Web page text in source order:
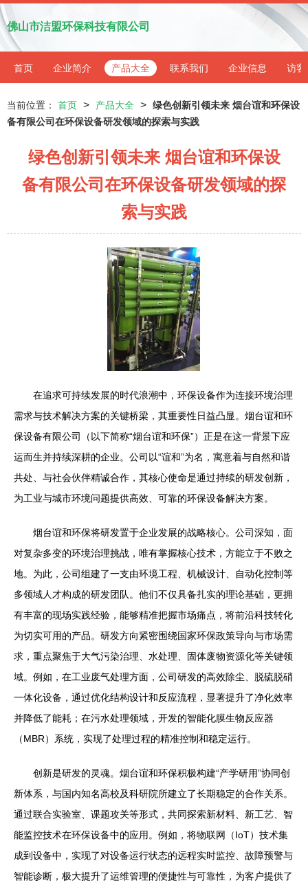
佛山市洁盟环保科技有限公司
首页 企业简介 产品大全 联系我们 企业信息 访客
当前位置： 首页 > 产品大全 > 绿色创新引领未来 烟台谊和环保设
备有限公司在环保设备研发领域的探索与实践
绿色创新引领未来 烟台谊和环保设
备有限公司在环保设备研发领域的探
索与实践
在追求可持续发展的时代浪潮中，环保设备作为连接环境治理
需求与技术解决方案的关键桥梁，其重要性日益凸显。烟台谊和环
保设备有限公司（以下简称“烟台谊和环保”）正是在这一背景下应
运而生并持续深耕的企业。公司以“谊和”为名，寓意着与自然和谐
共处、与社会伙伴精诚合作，其核心使命是通过持续的研发创新，
为工业与城市环境问题提供高效、可靠的环保设备解决方案。
烟台谊和环保将研发置于企业发展的战略核心。公司深知，面
对复杂多变的环境治理挑战，唯有掌握核心技术，方能立于不败之
地。为此，公司组建了一支由环境工程、机械设计、自动化控制等
多领域人才构成的研发团队。他们不仅具备扎实的理论基础，更拥
有丰富的现场实践经验，能够精准把握市场痛点，将前沿科技转化
为切实可用的产品。研发方向紧密围绕国家环保政策导向与市场需
求，重点聚焦于大气污染治理、水处理、固体废物资源化等关键领
域。例如，在工业废气处理方面，公司研发的高效除尘、脱硫脱硝
一体化设备，通过优化结构设计和反应流程，显著提升了净化效率
并降低了能耗；在污水处理领域，开发的智能化膜生物反应器
（MBR）系统，实现了处理过程的精准控制和稳定运行。
创新是研发的灵魂。烟台谊和环保积极构建“产学研用”协同创
新体系，与国内知名高校及科研院所建立了长期稳定的合作关系。
通过联合实验室、课题攻关等形式，共同探索新材料、新工艺、智
能监控技术在环保设备中的应用。例如，将物联网（IoT）技术集
成到设备中，实现了对设备运行状态的远程实时监控、故障预警与
智能诊断，极大提升了运维管理的便捷性与可靠性，为客户提供了